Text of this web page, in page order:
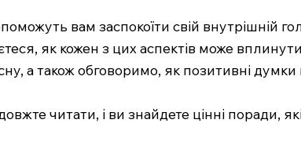
вам заспокоїти свій внутрішній
як кожен з цих аспектів може
а також обговоримо, як позитивні
читати, і ви знайдете цінні поради,